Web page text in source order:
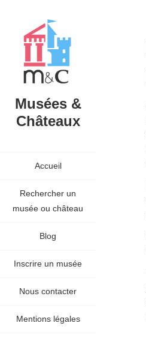
Musées &
Châteaux
Accueil
Rechercher un
musée ou château
Blog
Inscrire un musée
Nous contacter
Mentions légales